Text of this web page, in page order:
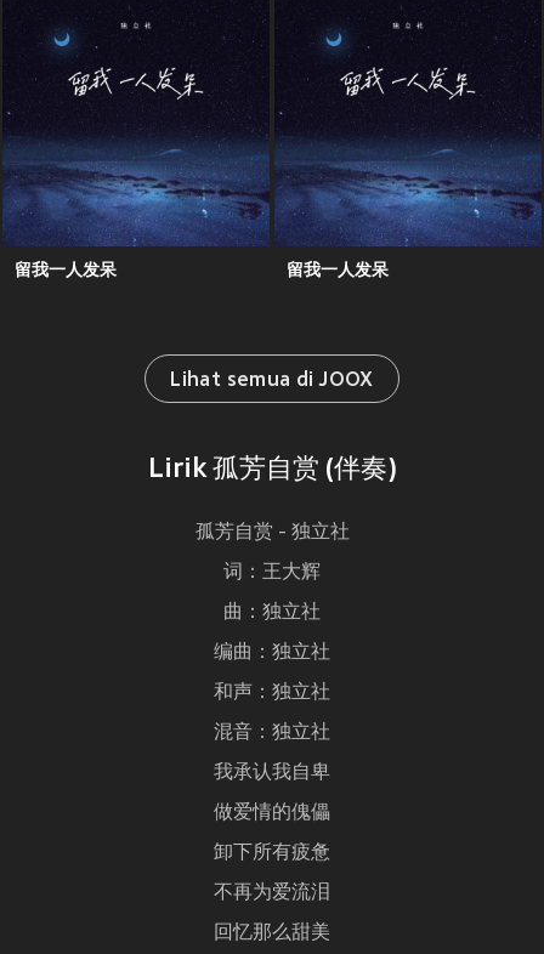
留我一人发呆 留我一人发呆
Lihat semua di JOOX
Lirik 孤芳自赏 (伴奏)
孤芳自赏 - 独立社
词：王大辉
曲：独立社
编曲：独立社
和声：独立社
混音：独立社
我承认我自卑
做爱情的傀儡
卸下所有疲惫
不再为爱流泪
回忆那么甜美